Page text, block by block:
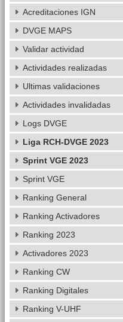
Acreditaciones IGN
DVGE MAPS
Validar actividad
Actividades realizadas
Ultimas validaciones
Actividades invalidadas
Logs DVGE
Liga RCH-DVGE 2023
Sprint VGE 2023
Sprint VGE
Ranking General
Ranking Activadores
Ranking 2023
Activadores 2023
Ranking CW
Ranking Digitales
Ranking V-UHF